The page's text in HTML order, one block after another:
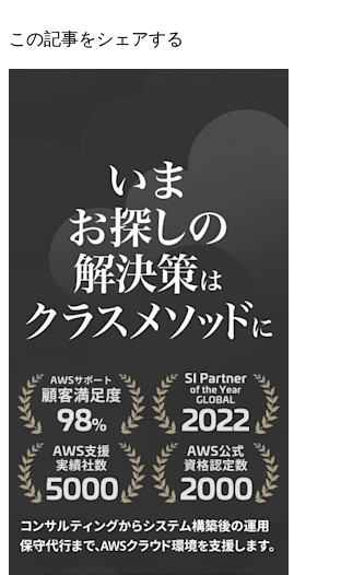
この記事をシェアする